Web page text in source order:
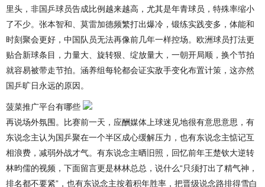
里头，非国乒球员告成比例越来越高，尤其是年青球员，特殊率缩小
了不少。张本智和、莫雷加德频繁打出爆冷，锻练实践变多，体能和
时刻聚会更好，中国队员无法再像前几年一样控场。欧洲球员打法更
贴合新球条目，力量大、旋转狠、绽放量大，一朝开局顺，换个节拍
就容易被带走节拍。涵养组每轮都会证实敌手变化布置计策，这亦然
国乒旷日永远的原因。
菠菜推广平台有哪些
再说场外氛围。比赛前一天，应酬媒体上球迷见地很有意思意思，有
东说念主认为国乒聚在一个半区成心缓解压力，也有东说念主惦记互
相浪费，减弱外战才气。有东说念主晒旧照，回忆前年王楚钦大逆转
林昀儒的视频，下面留言更是林林总总，说什么“只须打出了精气神，
排名都不要紧”，也有东说念主按着积年胜率，把晋级说念路排得雪白